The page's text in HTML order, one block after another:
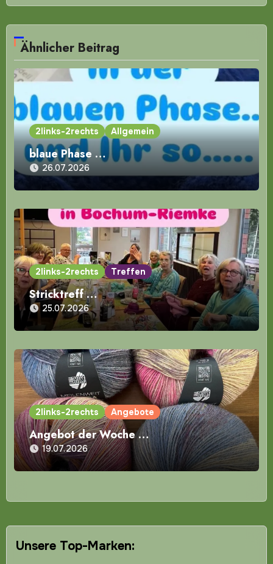
Ähnlicher Beitrag
2links-2rechts Allgemein
blaue Phase …
26.07.2026
2links-2rechts Treffen
Stricktreff …
25.07.2026
2links-2rechts Angebote
Angebot der Woche …
19.07.2026
Unsere Top-Marken: